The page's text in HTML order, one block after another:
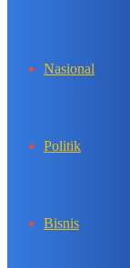
Nasional
Politik
Bisnis